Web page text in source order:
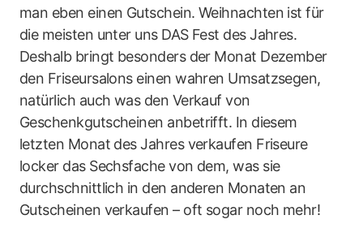
man eben einen Gutschein. Weihnachten ist für
die meisten unter uns DAS Fest des Jahres.
Deshalb bringt besonders der Monat Dezember
den Friseursalons einen wahren Umsatzsegen,
natürlich auch was den Verkauf von
Geschenkgutscheinen anbetrifft. In diesem
letzten Monat des Jahres verkaufen Friseure
locker das Sechsfache von dem, was sie
durchschnittlich in den anderen Monaten an
Gutscheinen verkaufen – oft sogar noch mehr!